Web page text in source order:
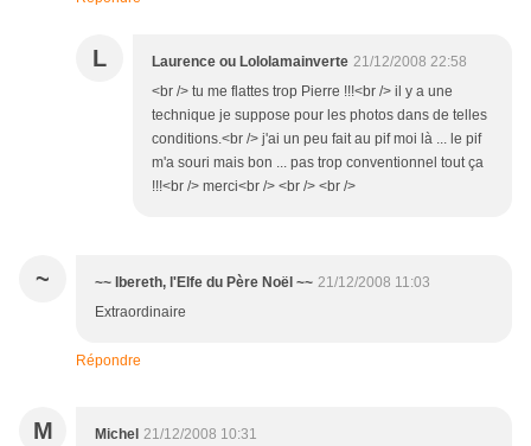
L Laurence ou Lololamainverte 21/12/2008 22:58
<br /> tu me flattes trop Pierre !!!<br /> il y a une
technique je suppose pour les photos dans de telles
conditions.<br /> j'ai un peu fait au pif moi là ... le pif
m'a souri mais bon ... pas trop conventionnel tout ça
!!!<br /> merci<br /> <br /> <br />
~ ~~ Ibereth, l'Elfe du Père Noël ~~ 21/12/2008 11:03
Extraordinaire
Répondre
M Michel 21/12/2008 10:31